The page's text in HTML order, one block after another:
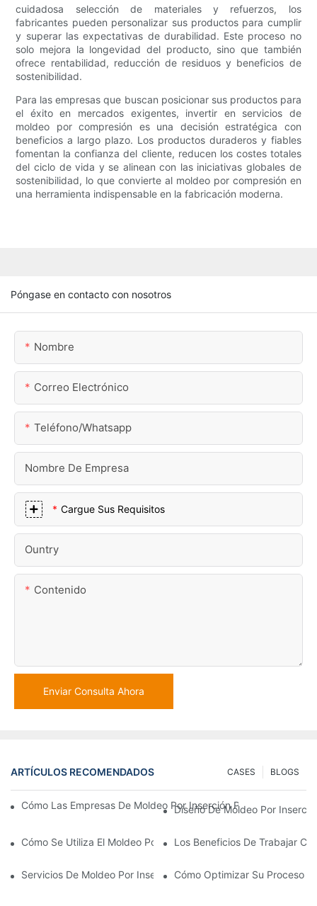
cuidadosa selección de materiales y refuerzos, los
fabricantes pueden personalizar sus productos para cumplir
y superar las expectativas de durabilidad. Este proceso no
solo mejora la longevidad del producto, sino que también
ofrece rentabilidad, reducción de residuos y beneficios de
sostenibilidad.
Para las empresas que buscan posicionar sus productos para
el éxito en mercados exigentes, invertir en servicios de
moldeo por compresión es una decisión estratégica con
beneficios a largo plazo. Los productos duraderos y fiables
fomentan la confianza del cliente, reducen los costes totales
del ciclo de vida y se alinean con las iniciativas globales de
sostenibilidad, lo que convierte al moldeo por compresión en
una herramienta indispensable en la fabricación moderna.
Póngase en contacto con nosotros
Nombre
Correo Electrónico
Teléfono/whatsapp
Nombre De Empresa
Cargue Sus Requisitos
Ountry
Contenido
Enviar Consulta Ahora
ARTÍCULOS RECOMENDADOS BLOGS
CASES
Cómo Las Empresas De Moldeo Por Inserción Pueden
Diseño De Moldeo Por
Cómo Se Utiliza El Moldeo Por Inserción De Plástico Para
Los Beneficios De Trabajar
Servicios De Moldeo Por Inserción: Por Qué Es La Mejor
Cómo Optimizar Su Proceso